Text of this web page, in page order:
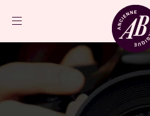
Agenda